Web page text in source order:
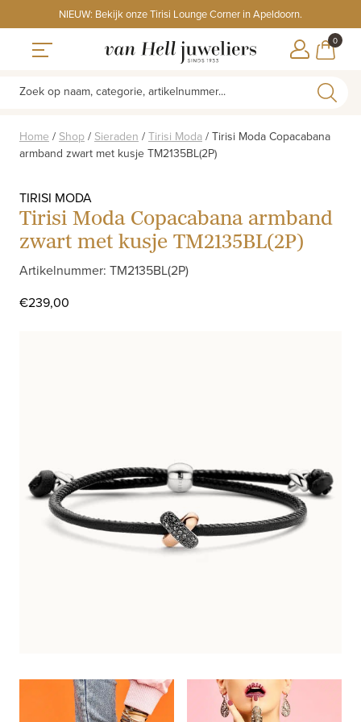
to
content
NIEUW: Bekijk onze Tirisi Lounge Corner in Apeldoorn.
0
Zoek op naam, categorie, artikelnummer...
Home / Shop / Sieraden / Tirisi Moda / Tirisi Moda Copacabana
armband zwart met kusje TM2135BL(2P)
TIRISI MODA
Tirisi Moda Copacabana armband
zwart met kusje TM2135BL(2P)
Artikelnummer: TM2135BL(2P)
€239,00